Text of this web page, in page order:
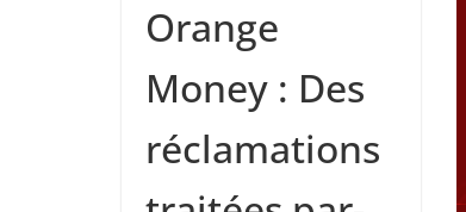
Orange
Money : Des
réclamations